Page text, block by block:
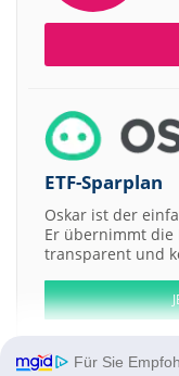
ETF-Sparplan
Oskar ist der
Er übernimmt die
transparent und
Für Sie